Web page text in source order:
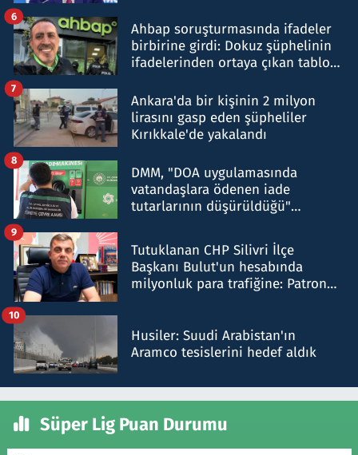
Ahbap soruşturmasında ifadeler
birbirine girdi: Dokuz şüphelinin
ifadelerinden ortaya çıkan tablo
6
Ankara'da bir kişinin 2 milyon
lirasını gasp eden şüpheliler
Kırıkkale'de yakalandı
7
DMM, "DOA uygulamasında
vatandaşlara ödenen iade
tutarlarının düşürüldüğü"
8
Tutuklanan CHP Silivri İlçe
Başkanı Bulut'un hesabında
milyonluk para trafiğine: Patron
9
Husiler: Suudi Arabistan'ın
Aramco tesislerini hedef aldık
10
Süper Lig Puan Durumu